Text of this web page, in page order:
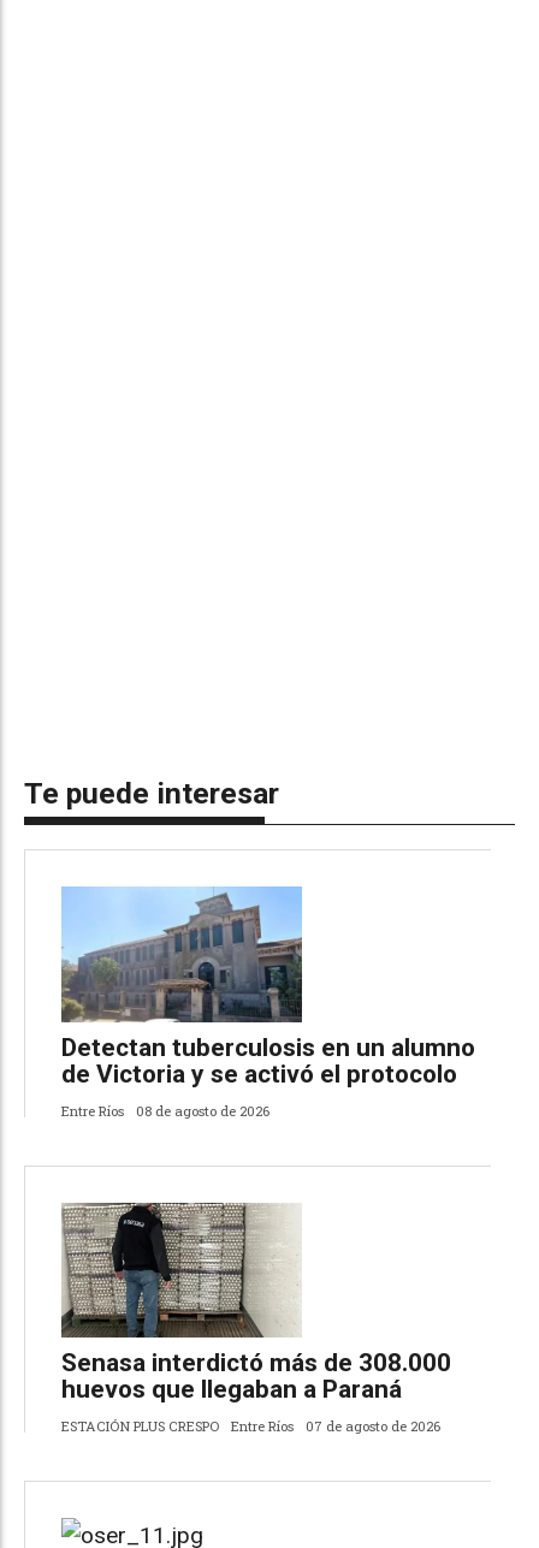
Te puede interesar
Detectan tuberculosis en un alumno
de Victoria y se activó el protocolo
Entre Ríos 08 de agosto de 2026
Senasa interdictó más de 308.000
huevos que llegaban a Paraná
ESTACIÓN PLUS CRESPO Entre Ríos 07 de agosto de 2026